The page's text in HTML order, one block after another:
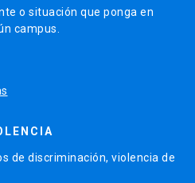
o situación que ponga en
campus.
de discriminación, violencia de